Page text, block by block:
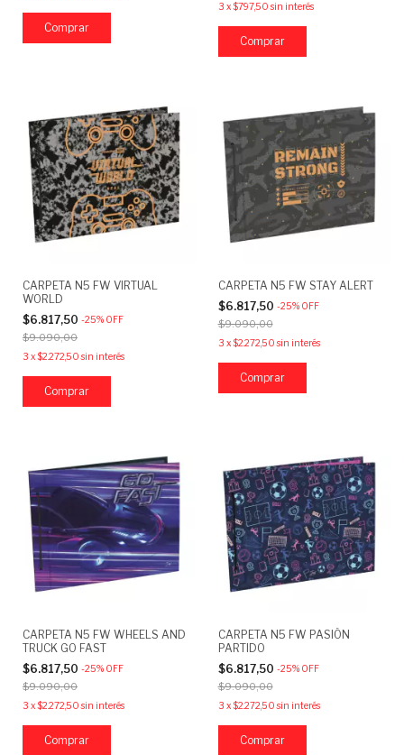
3 x$797,50 sin interés
CARPETA N5 FW VIRTUAL
WORLD
$6.817,50 -25% OFF
$9.090,00
3 x$2.272,50 sin interés
CARPETA N5 FW STAY ALERT
$6.817,50 -25% OFF
$9.090,00
3 x$2.272,50 sin interés
CARPETA N5 FW WHEELS AND
TRUCK GO FAST
$6.817,50 -25% OFF
$9.090,00
3 x$2.272,50 sin interés
CARPETA N5 FW PASIÓN
PARTIDO
$6.817,50 -25% OFF
$9.090,00
3 x$2.272,50 sin interés